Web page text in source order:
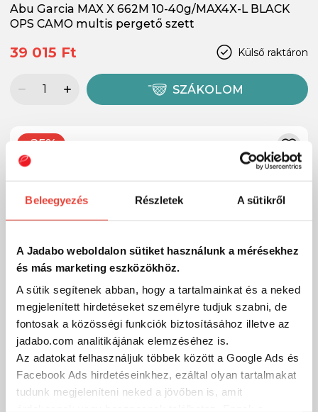
Beleegyezés Részletek A sütikről
A Jadabo weboldalon sütiket használunk a mérésekhez
és más marketing eszközökhöz.
A sütik segítenek abban, hogy a tartalmainkat és a neked
megjelenített hirdetéseket személyre tudjuk szabni, de
fontosak a közösségi funkciók biztosításához illetve az
jadabo.com analitikájának elemzéséhez is.
Az adatokat felhasználjuk többek között a Google Ads és
Facebook Ads hirdetéseinkhez, ezáltal olyan tartalmakat
tudunk megjeleníteni neked a jövőben is, amit
Abu Garcia MAX X 662M 10-40g/MAX4X-L BLACK
OPS CAMO multis pergető szett
Külső raktáron
39 015 Ft
SZÁKOLOM
-25%